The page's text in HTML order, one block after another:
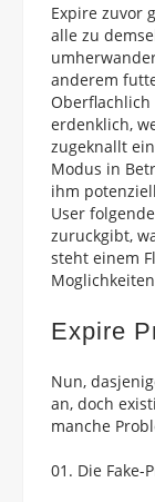
Expire zuvor
alle zu
anderem
erdenklich,
zugeknallt
Modus in
ihm
User
zuruckgibt,
steht einem
Expire
Nun,
an, doch
manche
Die Fake-